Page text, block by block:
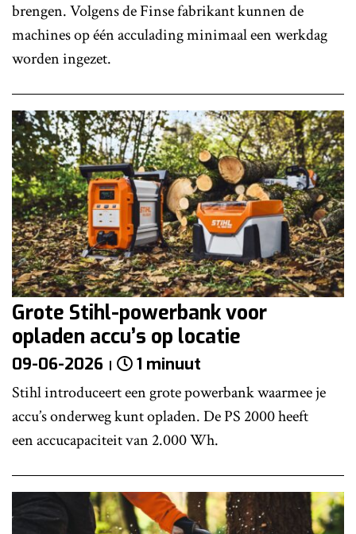
brengen. Volgens de Finse fabrikant kunnen de
machines op één acculading minimaal een werkdag
worden ingezet.
Grote Stihl-powerbank voor
opladen accu’s op locatie
09-06-2026 1 minuut
Stihl introduceert een grote powerbank waarmee je
accu’s onderweg kunt opladen. De PS 2000 heeft
een accucapaciteit van 2.000 Wh.